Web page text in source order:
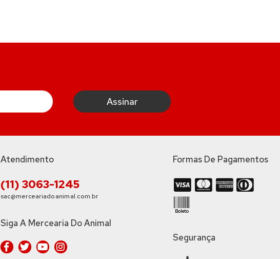
Atendimento
(11) 3063-1245
sac@merceariadoanimal.com.br
Siga A Mercearia Do Animal
Formas De Pagamentos
Segurança